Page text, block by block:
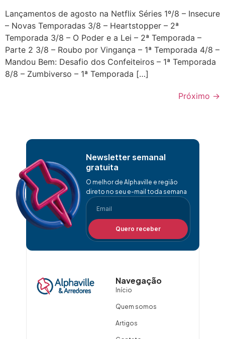
Lançamentos de agosto na Netflix Séries 1º/8 – Insecure
– Novas Temporadas 3/8 – Heartstopper – 2ª
Temporada 3/8 – O Poder e a Lei – 2ª Temporada –
Parte 2 3/8 – Roubo por Vingança – 1ª Temporada 4/8 –
Mandou Bem: Desafio dos Confeiteiros – 1ª Temporada
8/8 – Zumbiverso – 1ª Temporada […]
Próximo →
Newsletter semanal
gratuita
O melhor de Alphaville e região
direto no seu e-mail toda semana
Quero receber
Navegação
Início
Quem somos
Artigos